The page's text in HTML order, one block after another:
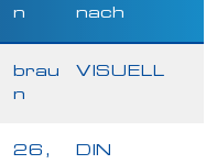
n
nach
brau
n
VISUELL
26,
DIN